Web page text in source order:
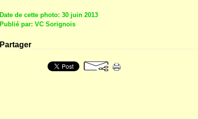
Date de cette photo: 30 juin 2013
Publié par: VC Sorignois
Partager